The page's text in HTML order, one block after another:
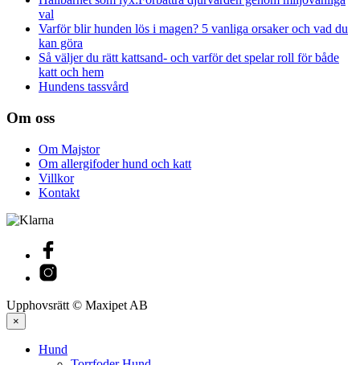
val
Varför blir hunden lös i magen? 5 vanliga orsaker och vad du
kan göra
Så väljer du rätt kattsand- och varför det spelar roll för både
katt och hem
Hundens tassvård
Om oss
Om Majstor
Om allergifoder hund och katt
Villkor
Kontakt
Upphovsrätt © Maxipet AB
×
Hund